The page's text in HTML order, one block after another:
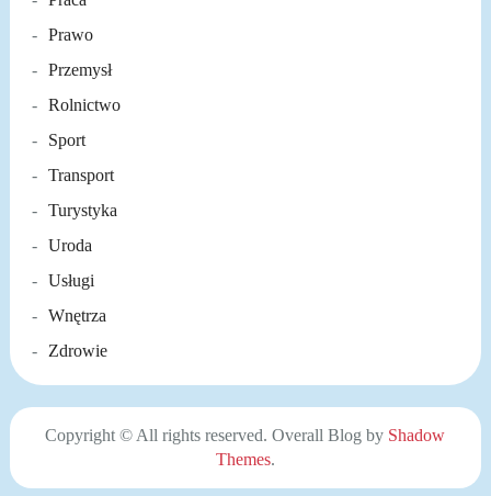
Prawo
Przemysł
Rolnictwo
Sport
Transport
Turystyka
Uroda
Usługi
Wnętrza
Zdrowie
Copyright © All rights reserved. Overall Blog by Shadow
Themes.